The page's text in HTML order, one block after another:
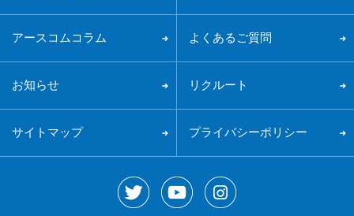
アースコムコラム よくあるご質問
お知らせ リクルート
サイトマップ プライバシーポリシー